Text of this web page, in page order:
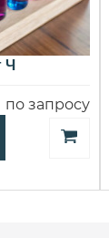
Ч
по запросу